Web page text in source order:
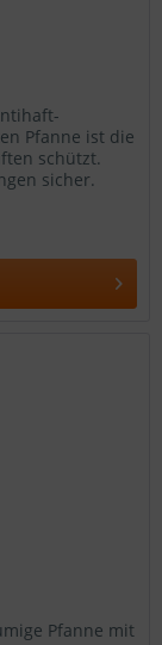
Pfanne ist die
schützt.
sicher.
Pfanne mit